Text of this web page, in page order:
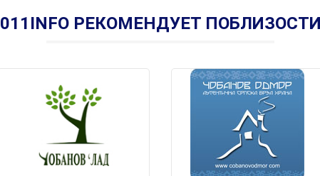
011INFO РЕКОМЕНДУЕТ